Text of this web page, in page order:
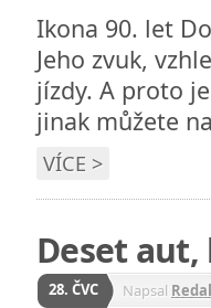
Ikona 90. let
Jeho zvuk,
jízdy. A proto
jinak můžete
VÍCE >
Deset
28. ČVC Napsal